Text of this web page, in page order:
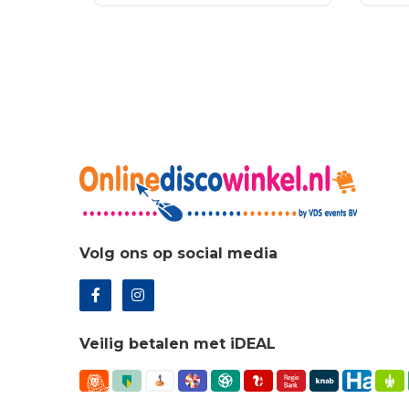
WINKELWAGEN
Volg ons op social media
Veilig betalen met iDEAL